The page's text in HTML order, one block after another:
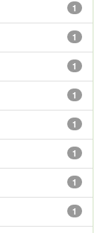
1
1
1
1
1
1
1
1